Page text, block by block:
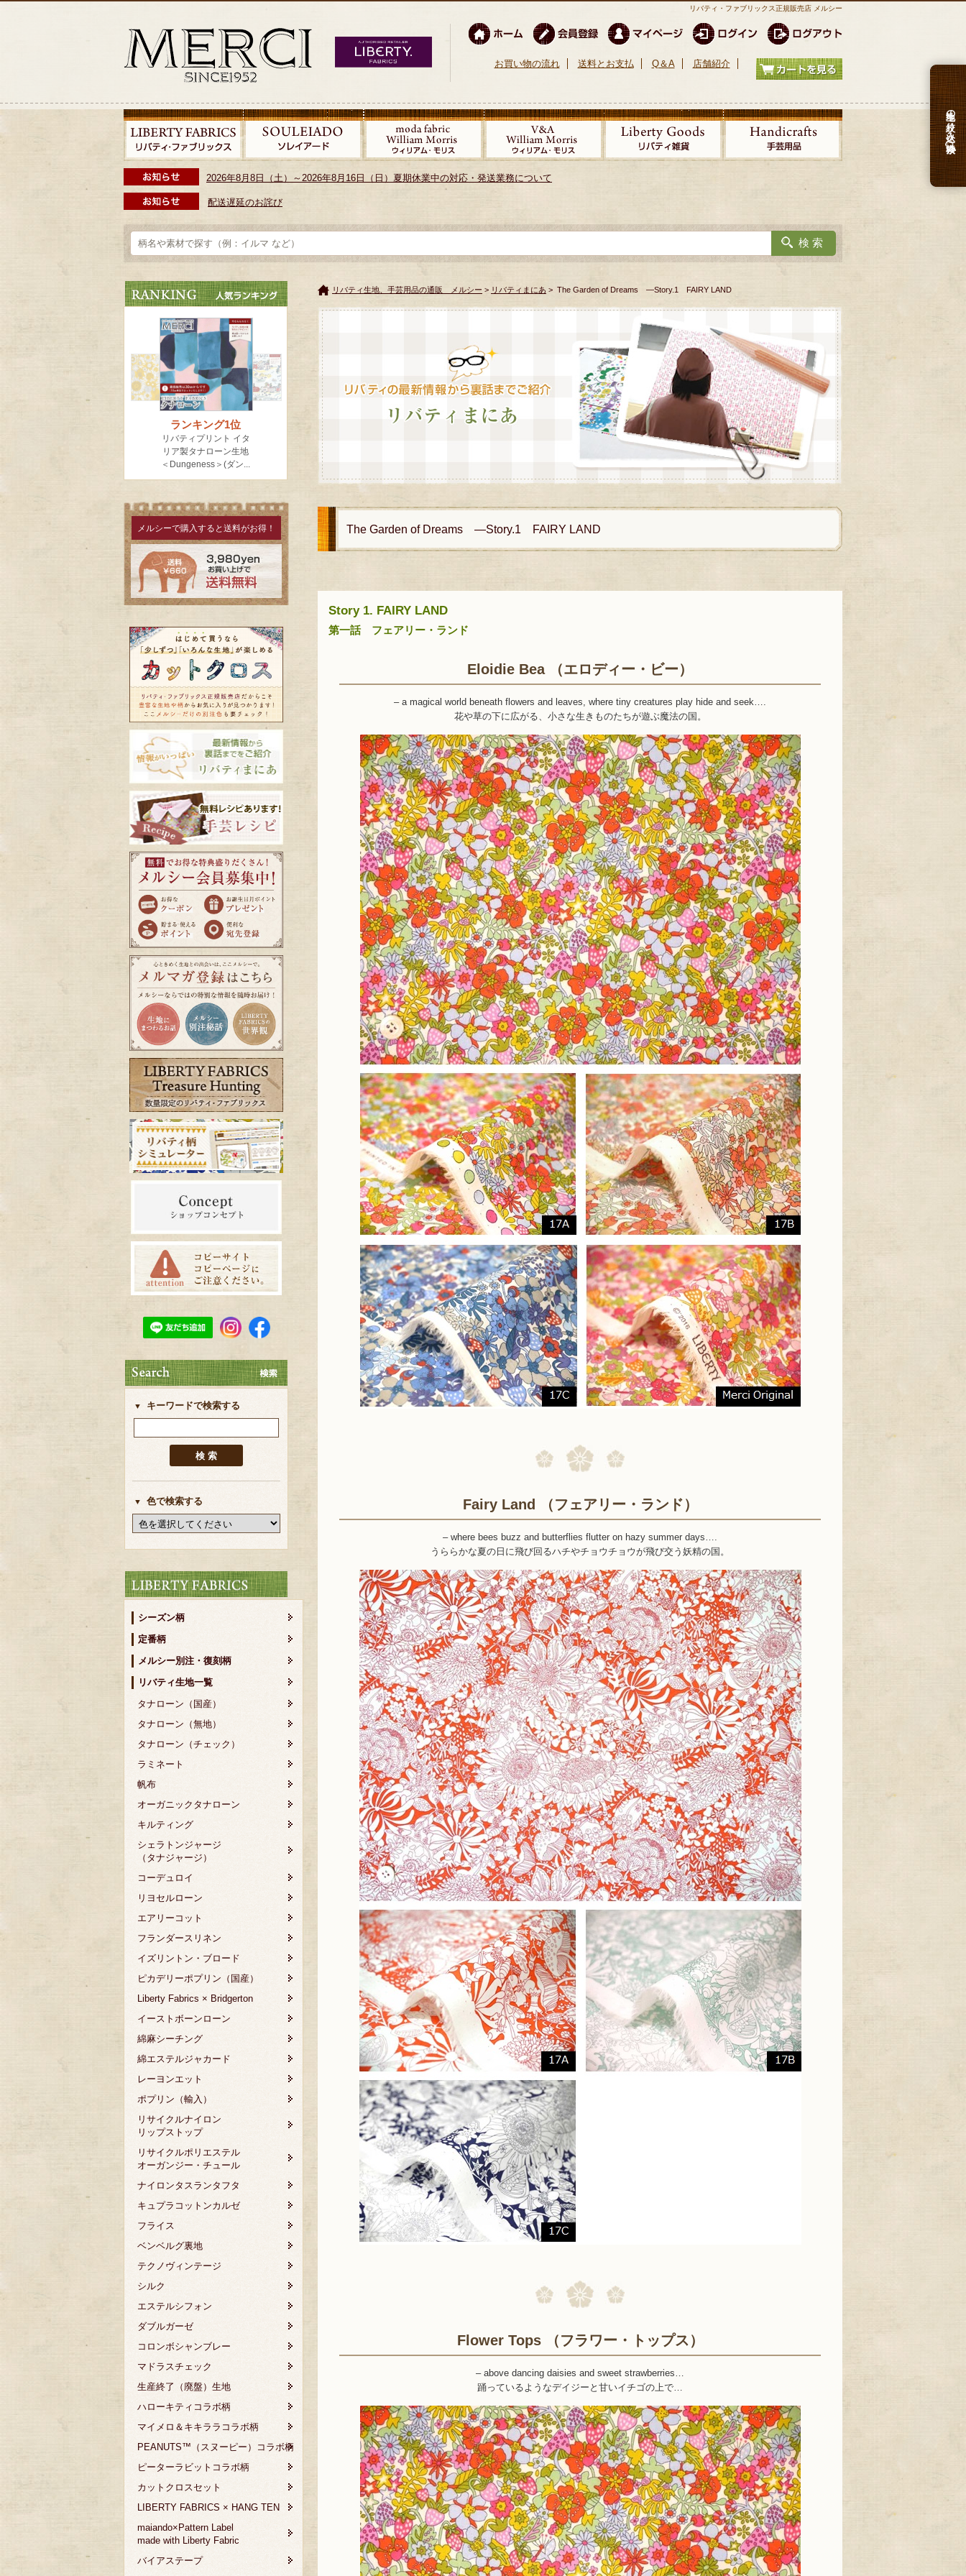
リバティ・ファブリックス正規販売店 メルシー
お買い物の流れ 送料とお支払 Q＆A 店舗紹介
2026年8月8日（土）～2026年8月16日（日）夏期休業中の対応・発送業務について
配送遅延のお詫び
生地の絞り込み検索
メルシーで購入すると送料がお得！
キーワードで検索する
色で検索する
シーズン柄
定番柄
メルシー別注・復刻柄
リバティ生地一覧
タナローン（国産）
タナローン（無地）
タナローン（チェック）
ラミネート
帆布
オーガニックタナローン
キルティング
シェラトンジャージ
（タナジャージ）
コーデュロイ
リヨセルローン
エアリーコット
フランダースリネン
イズリントン・ブロード
ピカデリーポプリン（国産）
Liberty Fabrics × Bridgerton
イーストボーンローン
綿麻シーチング
綿エステルジャカード
レーヨンエット
ポプリン（輸入）
リサイクルナイロン
リップストップ
リサイクルポリエステル
オーガンジー・チュール
ナイロンタスランタフタ
キュプラコットンカルゼ
フライス
ベンベルグ裏地
テクノヴィンテージ
シルク
エステルシフォン
ダブルガーゼ
コロンボシャンブレー
マドラスチェック
生産終了（廃盤）生地
ハローキティコラボ柄
マイメロ＆キキララコラボ柄
PEANUTS™（スヌーピー）コラボ柄
ピーターラビットコラボ柄
カットクロスセット
LIBERTY FABRICS × HANG TEN
maiando×Pattern Label
made with Liberty Fabric
バイアステープ
リバティ生地、手芸用品の通販 メルシー > リバティまにあ > The Garden of Dreams ―Story.1 FAIRY LAND
The Garden of Dreams ―Story.1 FAIRY LAND
Story 1. FAIRY LAND
第一話 フェアリー・ランド
Eloidie Bea （エロディー・ビー）
– a magical world beneath flowers and leaves, where tiny creatures play hide and seek….
花や草の下に広がる、小さな生きものたちが遊ぶ魔法の国。
Fairy Land （フェアリー・ランド）
– where bees buzz and butterflies flutter on hazy summer days….
うららかな夏の日に飛び回るハチやチョウチョウが飛び交う妖精の国。
Flower Tops （フラワー・トップス）
– above dancing daisies and sweet strawberries…
踊っているようなデイジーと甘いイチゴの上で…